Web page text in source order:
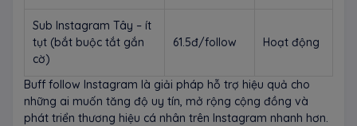
Sub Instagram Tây – ít
tụt (bắt buộc tắt gắn
cờ)
61.5đ/follow Hoạt động
Buff follow Instagram là giải pháp hỗ trợ hiệu quả cho
những ai muốn tăng độ uy tín, mở rộng cộng đồng và
phát triển thương hiệu cá nhân trên Instagram nhanh hơn.